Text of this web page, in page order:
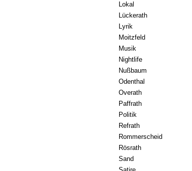
Lokal
Lückerath
Lyrik
Moitzfeld
Musik
Nightlife
Nußbaum
Odenthal
Overath
Paffrath
Politik
Refrath
Rommerscheid
Rösrath
Sand